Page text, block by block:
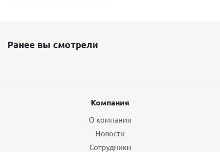
Ранее вы смотрели
Компания
О компании
Новости
Сотрудники